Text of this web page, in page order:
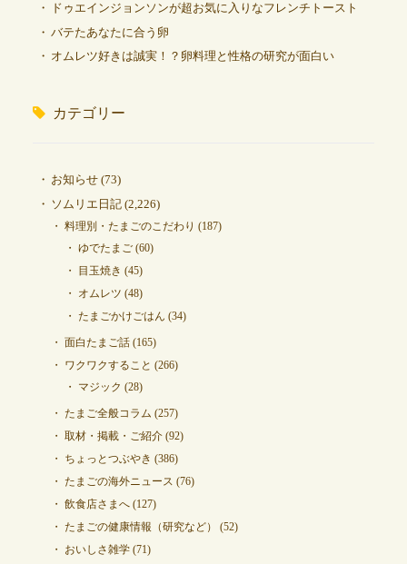
ドゥエインジョンソンが超お気に入りなフレンチトースト
バテたあなたに合う卵
オムレツ好きは誠実！？卵料理と性格の研究が面白い
カテゴリー
お知らせ(73)
ソムリエ日記(2,226)
料理別・たまごのこだわり (187)
ゆでたまご(60)
目玉焼き (45)
オムレツ (48)
たまごかけごはん (34)
面白たまご話(165)
ワクワクすること (266)
マジック (28)
たまご全般コラム (257)
取材・掲載・ご紹介(92)
ちょっとつぶやき (386)
たまごの海外ニュース (76)
飲食店さまへ(127)
たまごの健康情報（研究など）
(52)
おいしさ雑学(71)